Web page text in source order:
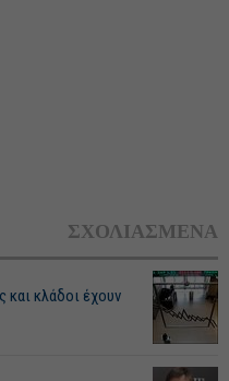
ΣΧΟΛΙΑΣΜΕΝΑ
και κλάδοι έχουν